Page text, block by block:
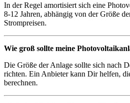
In der Regel amortisiert sich eine
8-12 Jahren, abhängig von der Größe
Strompreisen.
Wie groß sollte meine
Die Größe der Anlage sollte sich nach
richten. Ein Anbieter kann Dir helfen,
berechnen.